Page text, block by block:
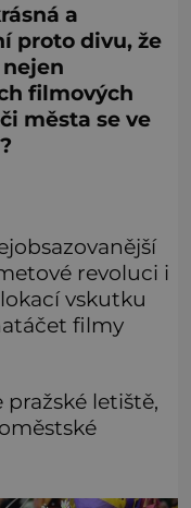
a
proto divu, že
filmových
města se ve
revoluci i
vskutku
filmy
letiště,